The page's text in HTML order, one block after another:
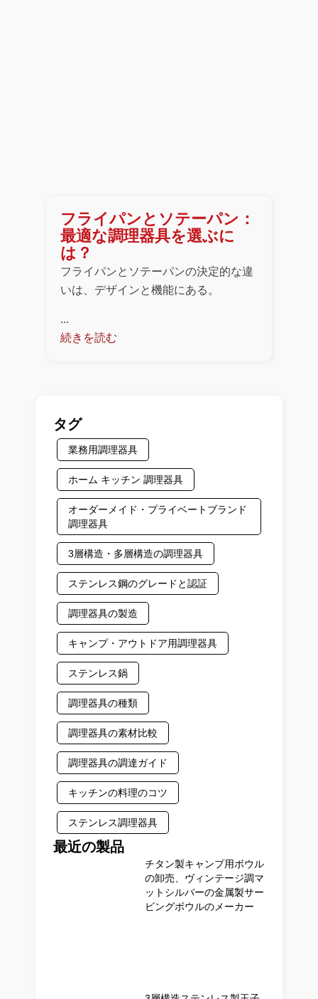
フライパンとソテーパン：
最適な調理器具を選ぶに
は？
フライパンとソテーパンの決定的な違
いは、デザインと機能にある。
...
続きを読む
タグ
業務用調理器具
ホーム キッチン 調理器具
オーダーメイド・プライベートブランド
調理器具
3層構造・多層構造の調理器具
ステンレス鋼のグレードと認証
調理器具の製造
キャンプ・アウトドア用調理器具
ステンレス鍋
調理器具の種類
調理器具の素材比較
調理器具の調達ガイド
キッチンの料理のコツ
ステンレス調理器具
最近の製品
チタン製キャンプ用ボウル
の卸売、ヴィンテージ調マ
ットシルバーの金属製サー
ビングボウルのメーカー